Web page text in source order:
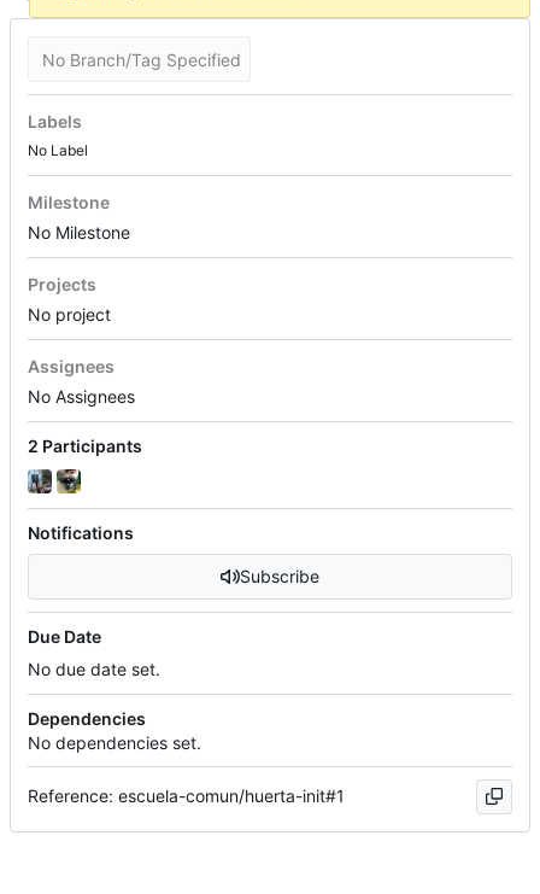
No Branch/Tag Specified
Labels
No Label
Milestone
No Milestone
Projects
No project
Assignees
No Assignees
2 Participants
Notifications
Subscribe
Due Date
No due date set.
Dependencies
No dependencies set.
Reference: escuela-comun/huerta-init#1